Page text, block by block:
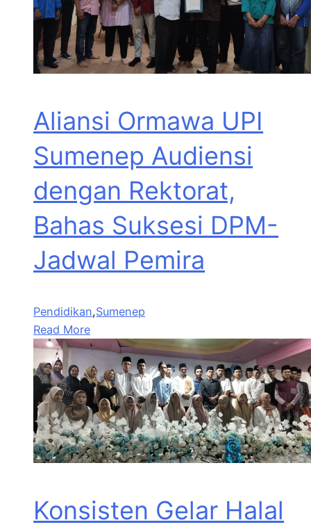
Aliansi Ormawa UPI
Sumenep Audiensi
dengan Rektorat,
Bahas Suksesi DPM-
Jadwal Pemira
Pendidikan,Sumenep
Read More
Konsisten Gelar Halal